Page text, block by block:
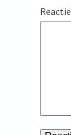
Reactie